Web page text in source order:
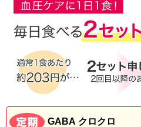
GABA クロクロ